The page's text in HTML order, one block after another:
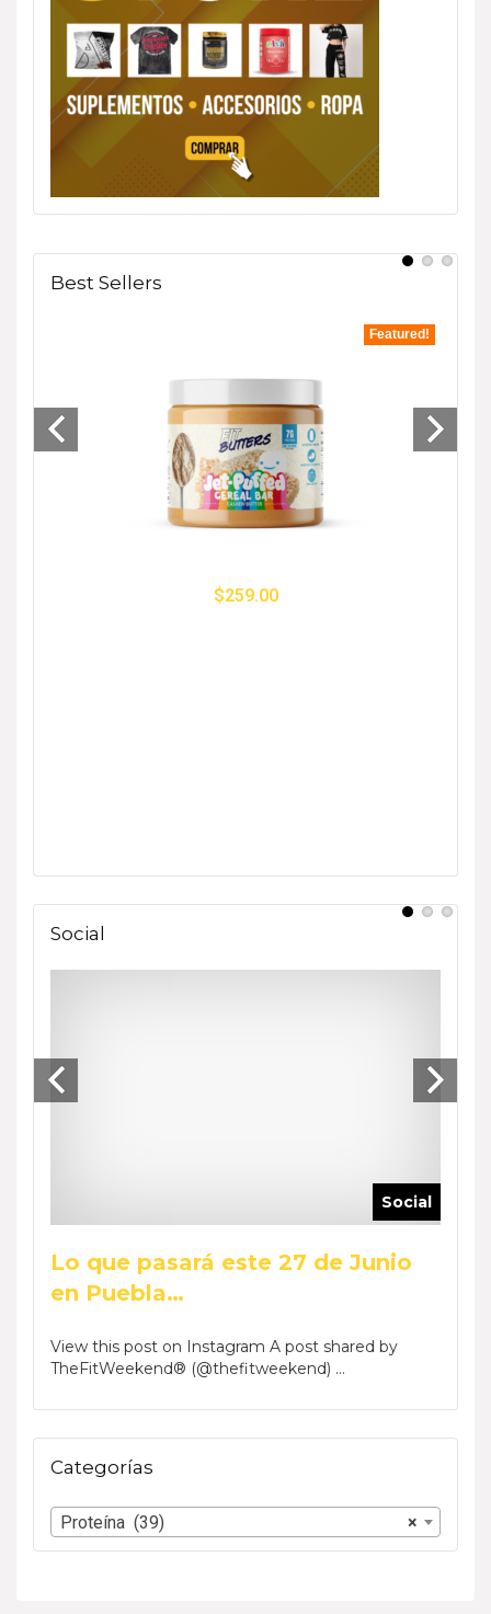
Best Sellers
Featured!
$259.00
Social
Social
Lo que pasará este 27 de Junio
en Puebla…
View this post on Instagram A post shared by
TheFitWeekend® (@thefitweekend) ...
Categorías
×
Proteína (39)